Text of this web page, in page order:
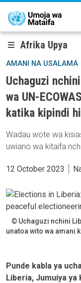
Skip to main content
Afrika Upya
AMANI NA USALAMA
Uchaguzi
wa UN-
katika kipindi
Wadau wote wa
uwiano wa kitaifa
12 October 2023
Uchaguzi nchini
unatoa wito wa amani
Punde kabla ya
Liberia, Jumuiya ya